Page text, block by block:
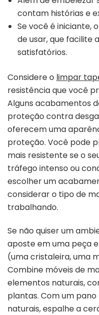
contam histórias e
Se você é iniciante,
de usar, que facilite
satisfatórios.
Considere o limpar
resistência que você
Alguns acabamentos
proteção contra
oferecem uma
proteção. Você pode
mais resistente se o
tráfego intenso ou
escolher um
considerar o tipo de
trabalhando.
Se não quiser um
aposte em uma peça
(uma cristaleira, uma
Combine móveis de
elementos naturais,
plantas. Com um
naturais, espalhe a